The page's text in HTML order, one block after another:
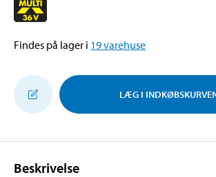
Findes på lager i 19varehuse
LÆG I
Beskrivelse